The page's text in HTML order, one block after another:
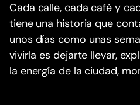
Cada calle, cada café y
tiene una historia que
unos días como unas
vivirla es dejarte llevar,
la energía de la ciudad,